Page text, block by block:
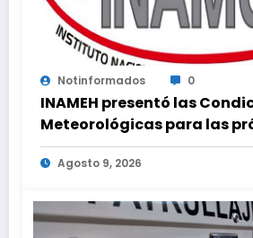
Notinformados 0
INAMEH presentó las
Meteorológicas para las
horas, de este domingo 9
2026Agosto 9, 2026